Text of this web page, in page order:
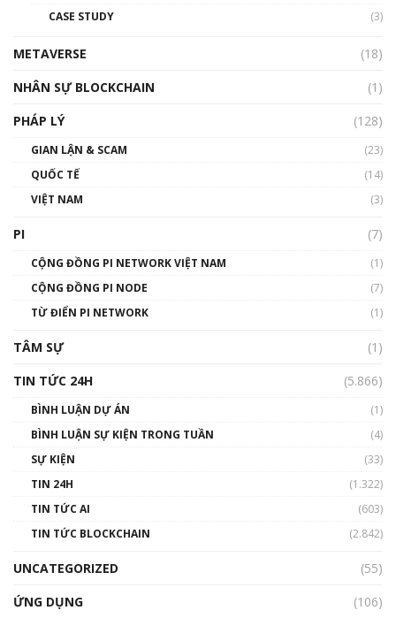
01:32:59
gió ấm
Talkshow 14: MemeCoin – Trò đùa tỷ đô
01:29:26
CASE STUDY
(3)
METAVERSE
(18)
NHÂN SỰ BLOCKCHAIN
(1)
PHÁP LÝ
(128)
GIAN LẬN & SCAM
(23)
QUỐC TẾ
(14)
VIỆT NAM
(3)
PI (7)
CỘNG ĐỒNG PI NETWORK VIỆT NAM
(1)
CỘNG ĐỒNG PI NODE
(7)
TỪ ĐIỂN PI NETWORK
(1)
TÂM SỰ
(1)
TIN TỨC 24H
(5.866)
BÌNH LUẬN DỰ ÁN
(1)
BÌNH LUẬN SỰ KIỆN TRONG TUẦN
(4)
SỰ KIỆN
(33)
TIN 24H
(1.322)
TIN TỨC AI
(603)
TIN TỨC BLOCKCHAIN
(2.842)
UNCATEGORIZED
(55)
ỨNG DỤNG
(106)